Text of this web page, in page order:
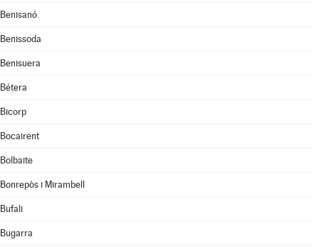
Benisanó
Benissoda
Benisuera
Bétera
Bicorp
Bocairent
Bolbaite
Bonrepòs i Mirambell
Bufali
Bugarra